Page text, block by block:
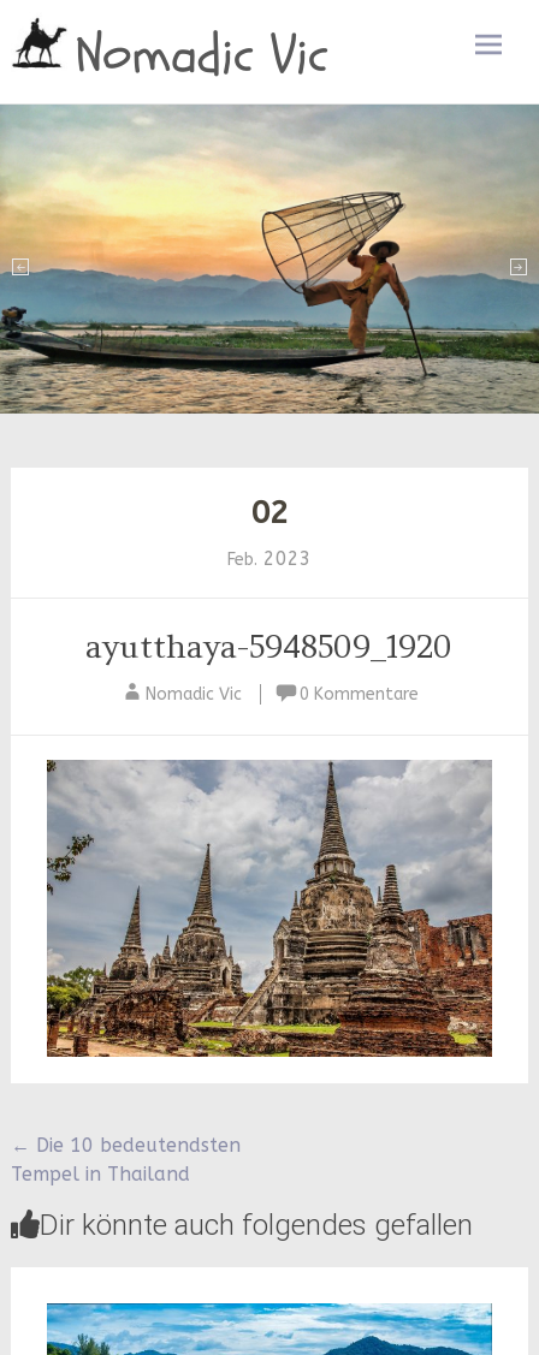
Nomadic Vic
02
Feb. 2023
ayutthaya-5948509_1920
Nomadic Vic 0 Kommentare
Beitragsnavigation
← Die 10 bedeutendsten
Tempel in Thailand
Dir könnte auch folgendes gefallen